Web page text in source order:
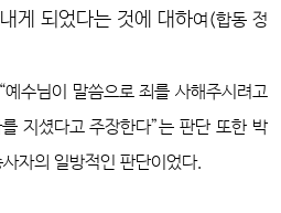
게 되었다는 것에 대하여(합동 정
수님이 말씀으로 죄를 사해주시려고
지셨다고 주장한다”는 판단 또한 박
자의 일방적인 판단이었다.